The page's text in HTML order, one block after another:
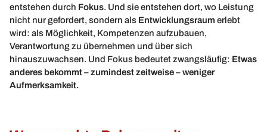
entstehen durch Fokus. Und sie entstehen dort, wo Leistung
nicht nur gefordert, sondern als Entwicklungsraum erlebt
wird: als Möglichkeit, Kompetenzen aufzubauen,
Verantwortung zu übernehmen und über sich
hinauszuwachsen. Und Fokus bedeutet zwangsläufig: Etwas
anderes bekommt – zumindest zeitweise – weniger
Aufmerksamkeit.